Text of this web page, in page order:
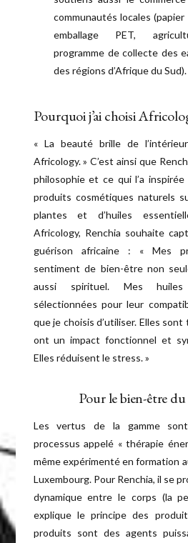
communautés locales
emballage PET,
programme de collecte des
des régions d’Afrique du Sud).
Pourquoi j’ai choisi
« La beauté brille de
Africology. » C’est ainsi que
philosophie et ce qui l’a
produits cosmétiques naturels
plantes et d’huiles
Africology, Renchia souhaite
guérison africaine : « Mes
sentiment de bien-être non
aussi spirituel. Mes
sélectionnées pour leur
que je choisis d’utiliser. Elles
ont un impact fonctionnel et
Elles réduisent le stress. »
Pour le bien-être
Les vertus de la gamme
processus appelé « thérapie
même expérimenté en formation
Luxembourg. Pour Renchia, il se
dynamique entre le corps (la
explique le principe des
produits sont des agents